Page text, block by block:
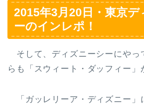
2015年3月20日・東京デ
ーのインレポ！
そして、ディズニーシーにやっ
らも「スウィート・ダッフィー」
「ガッレリーア・ディズニー」